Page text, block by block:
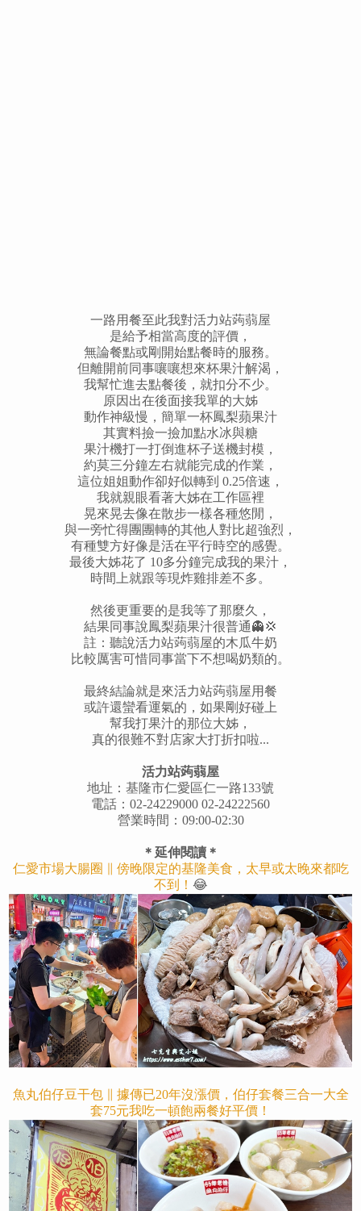
一路用餐至此我對活力站蒟蒻屋
是給予相當高度的評價，
無論餐點或剛開始點餐時的服務。
但離開前同事嚷嚷想來杯果汁解渴，
我幫忙進去點餐後，就扣分不少。
原因出在後面接我單的大姊
動作神級慢，簡單一杯鳳梨蘋果汁
其實料撿一撿加點水冰與糖
果汁機打一打倒進杯子送機封模，
約莫三分鐘左右就能完成的作業，
這位姐姐動作卻好似轉到 0.25倍速，
我就親眼看著大姊在工作區裡
晃來晃去像在散步一樣各種悠閒，
與一旁忙得團團轉的其他人對比超強烈，
有種雙方好像是活在平行時空的感覺。
最後大姊花了 10多分鐘完成我的果汁，
時間上就跟等現炸雞排差不多。
然後更重要的是我等了那麼久，
結果同事說鳳梨蘋果汁很普通👻💢
註：聽說活力站蒟蒻屋的木瓜牛奶
比較厲害可惜同事當下不想喝奶類的。
最終結論就是來活力站蒟蒻屋用餐
或許還蠻看運氣的，如果剛好碰上
幫我打果汁的那位大姊，
真的很難不對店家大打折扣啦...
活力站蒟蒻屋
地址：基隆市仁愛區仁一路133號
電話：02-24229000 02-24222560
營業時間：09:00-02:30
＊延伸閱讀＊
仁愛市場大腸圈 ∥ 傍晚限定的基隆美食，太早或太晚來都吃
不到！ 😂
魚丸伯仔豆干包 ∥ 據傳已20年沒漲價，伯仔套餐三合一大全
套75元我吃一頓飽兩餐好平價！